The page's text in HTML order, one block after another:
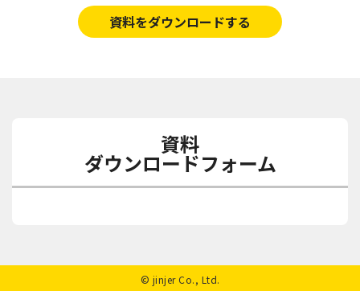
資料をダウンロードする
資料
ダウンロードフォーム
© jinjer Co., Ltd.